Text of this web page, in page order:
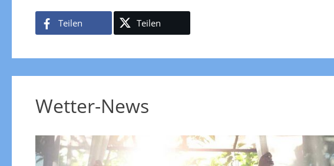
Teilen Teilen
Wetter-News